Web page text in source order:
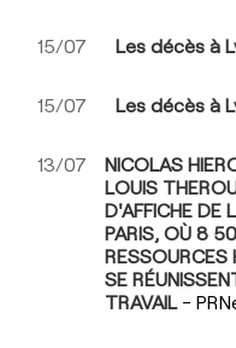
15/07 Les décès à
15/07 Les décès à
13/07
NICOLAS
LOUIS
D'AFFICHE DE
PARIS, OÙ 8
RESSOURCES
SE
TRAVAIL-